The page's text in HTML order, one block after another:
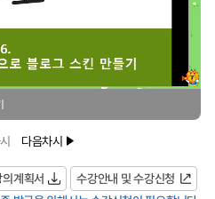
다음차시
계획서
수강안내 및 수강신청